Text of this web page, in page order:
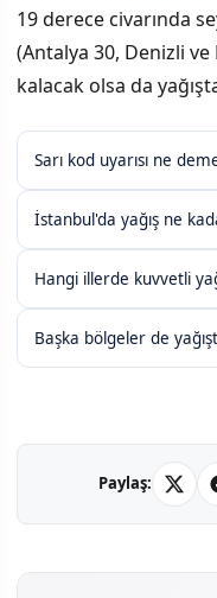
19 derece civarında
(Antalya 30, Denizli ve
kalacak olsa da
Sarı kod uyarısı ne
İstanbul'da yağış ne
Hangi illerde kuvvetli
Başka bölgeler de
Paylaş: